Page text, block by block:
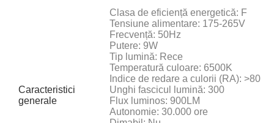
Caracteristici
generale
Clasa de eficiență energetică: F
Tensiune alimentare: 175-265V
Frecvență: 50Hz
Putere: 9W
Tip lumină: Rece
Temperatură culoare: 6500K
Indice de redare a culorii (RA): >80
Unghi fascicul lumină: 300
Flux luminos: 900LM
Autonomie: 30.000 ore